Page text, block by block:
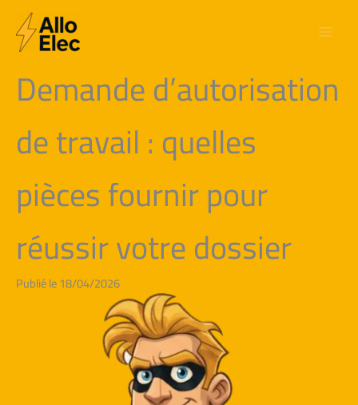
contenu
Demande d’autorisation
de travail : quelles
pièces fournir pour
réussir votre dossier
Publié le 18/04/2026